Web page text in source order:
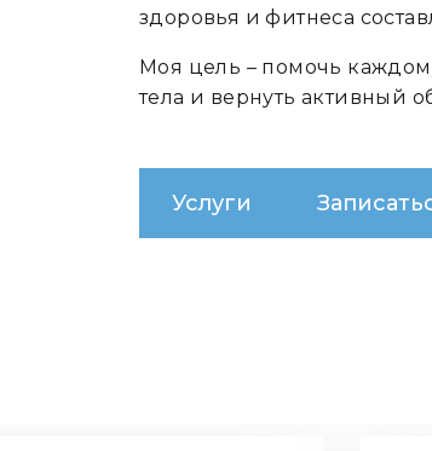
здоровья и фитнеса
Моя цель – помочь
тела и вернуть активный
Услуги